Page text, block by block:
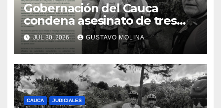
Gobernación del Cauca
condena asesinato de tres
ciudadanos y exige medidas
urgentes al Gobierno
Nacional
JUL 30, 2026 GUSTAVO MOLINA
CAUCA JUDICIALES